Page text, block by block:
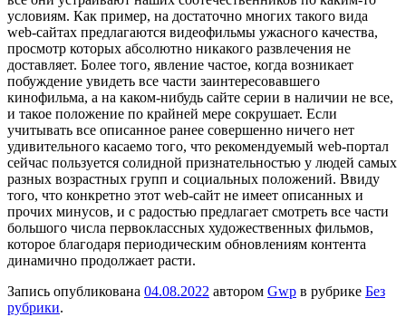
условиям. Как пример, на достаточно многих такого вида
web-сайтах предлагаются видеофильмы ужасного качества,
просмотр которых абсолютно никакого развлечения не
доставляет. Более того, явление частое, когда возникает
побуждение увидеть все части заинтересовавшего
кинофильма, а на каком-нибудь сайте серии в наличии не все,
и такое положение по крайней мере сокрушает. Если
учитывать все описанное ранее совершенно ничего нет
удивительного касаемо того, что рекомендуемый web-портал
сейчас пользуется солидной признательностью у людей самых
разных возрастных групп и социальных положений. Ввиду
того, что конкретно этот web-сайт не имеет описанных и
прочих минусов, и с радостью предлагает смотреть все части
большого числа первоклассных художественных фильмов,
которое благодаря периодическим обновлениям контента
динамично продолжает расти.
Запись опубликована 04.08.2022 автором Gwp в рубрике Без
рубрики.